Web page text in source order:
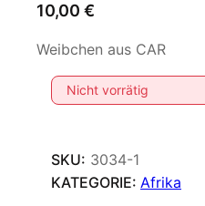
10,00 €
Weibchen aus CAR
Nicht vorrätig
SKU: 3034-1
KATEGORIE: Afrika